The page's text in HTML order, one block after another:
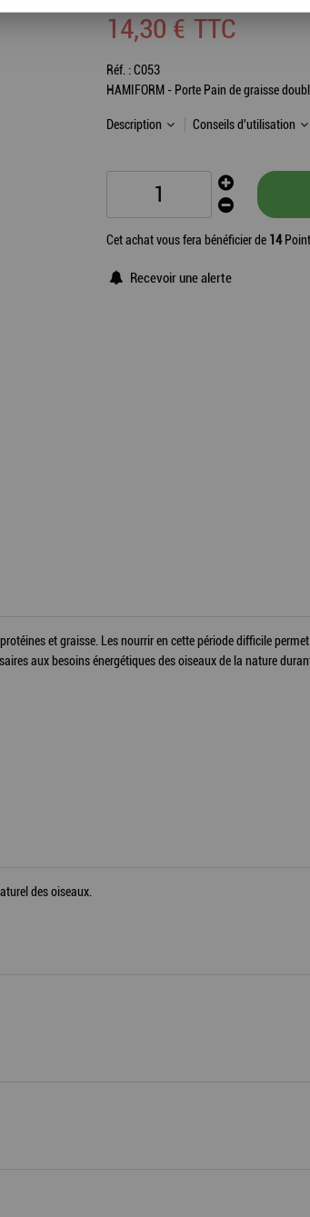
14,30 € TTC
Réf. :C053
HAMIFORM - Porte Pain de graisse
Description Conseils d'utilisation
Cet achat vous fera bénéficier de 14
Recevoir une alerte
et graisse. Les nourrir en cette période difficile
aux besoins énergétiques des oiseaux de la nature
des oiseaux.